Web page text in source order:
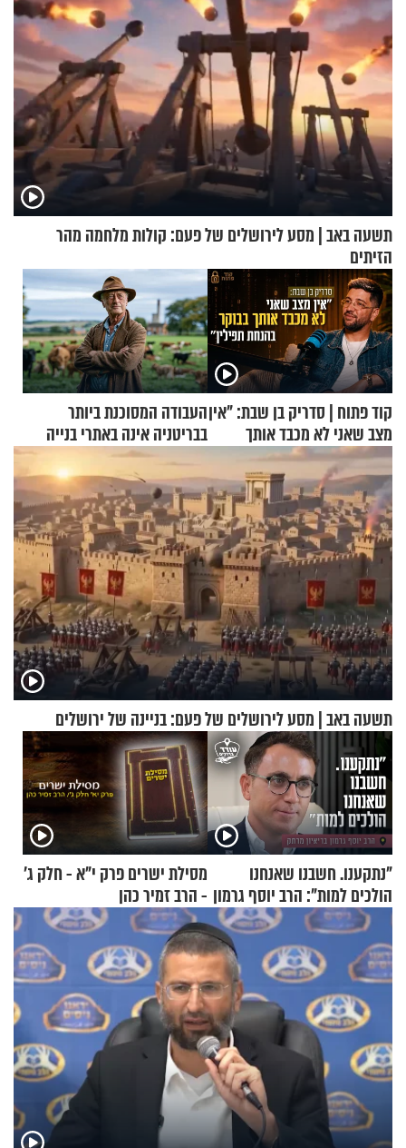
תשעה באב | מסע לירושלים של פעם: קולות מלחמה מהר
הזיתים
קוד פתוח | סדריק בן שבת: "אין
מצב שאני לא מכבד אותך
בבוקר בהנחת תפילין"
העבודה המסוכנת ביותר
בבריטניה אינה באתרי בנייה
אלא דווקא בשדות
תשעה באב | מסע לירושלים של פעם: בניינה של ירושלים
"נתקענו. חשבנו שאנחנו
הולכים למות": הרב יוסף גרמון
בריאיון מרתק
מסילת ישרים פרק י"א - חלק ג’
- הרב זמיר כהן